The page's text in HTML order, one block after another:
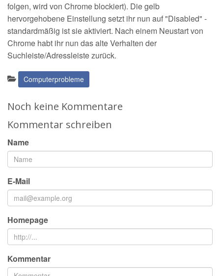
folgen, wird von Chrome blockiert). Die gelb
hervorgehobene Einstellung setzt ihr nun auf "Disabled" -
standardmäßig ist sie aktiviert. Nach einem Neustart von
Chrome habt ihr nun das alte Verhalten der
Suchleiste/Adressleiste zurück.
Kategorien:
Computerprobleme
Noch keine Kommentare
Kommentar schreiben
Name
E-Mail
Homepage
Kommentar